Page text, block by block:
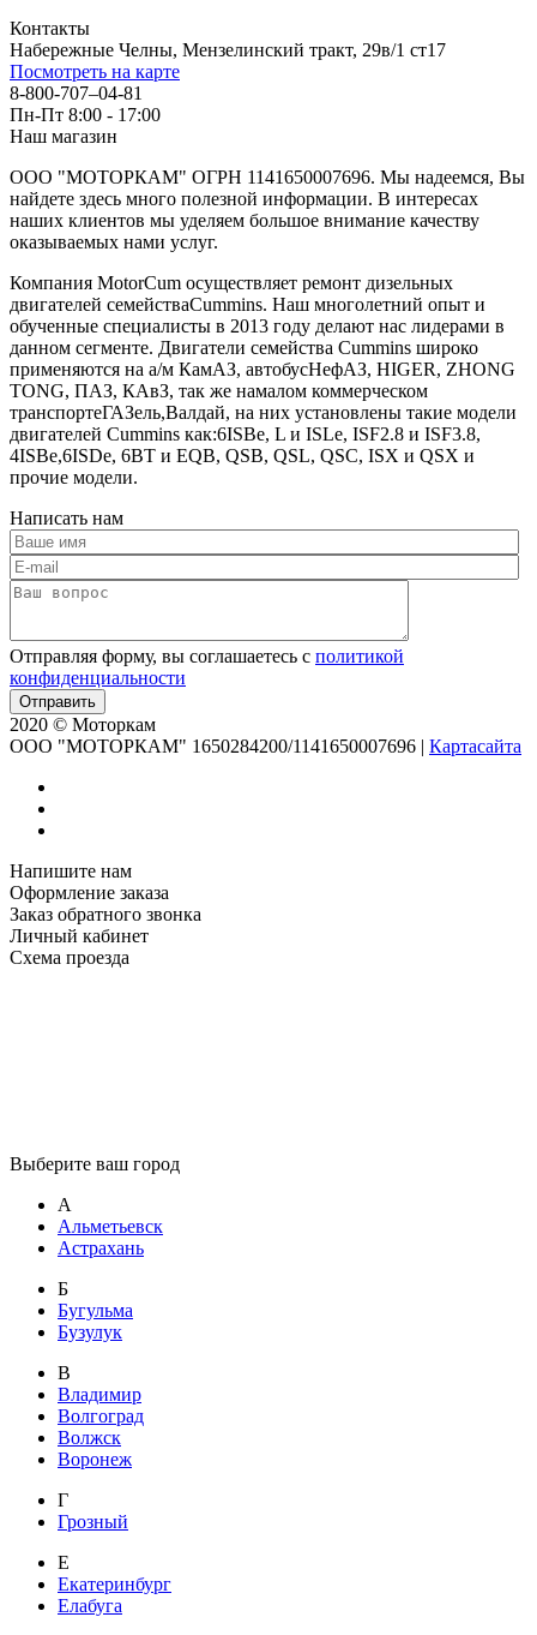
Контакты
Набережные Челны, Мензелинский тракт, 29в/1 ст17
Посмотреть на карте
8-800-707–04-81
Пн-Пт 8:00 - 17:00
Наш магазин
ООО "МОТОРКАМ" ОГРН 1141650007696. Мы надеемся, Вы
найдете здесь много полезной информации. В интересах
наших клиентов мы уделяем большое внимание качеству
оказываемых нами услуг.
Компания MotorCum осуществляет ремонт дизельных
двигателей семействаCummins. Наш многолетний опыт и
обученные специалисты в 2013 году делают нас лидерами в
данном сегменте. Двигатели семейства Cummins широко
применяются на а/м КамАЗ, автобусНефАЗ, HIGER, ZHONG
TONG, ПАЗ, КАвЗ, так же намалом коммерческом
транспортеГАЗель,Валдай, на них установлены такие модели
двигателей Cummins как:6ISBe, L и ISLe, ISF2.8 и ISF3.8,
4ISBe,6ISDe, 6BT и EQB, QSB, QSL, QSC, ISX и QSX и
прочие модели.
Написать нам
Отправляя форму, вы соглашаетесь с политикой
конфиденциальности
2020 © Моторкам
OOO "МОТОРКАМ" 1650284200/1141650007696 | Картасайта
Напишите нам
Оформление заказа
Заказ обратного звонка
Личный кабинет
Схема проезда
Выберите ваш город
А
Альметьевск
Астрахань
Б
Бугульма
Бузулук
В
Владимир
Волгоград
Волжск
Воронеж
Г
Грозный
Е
Екатеринбург
Елабуга